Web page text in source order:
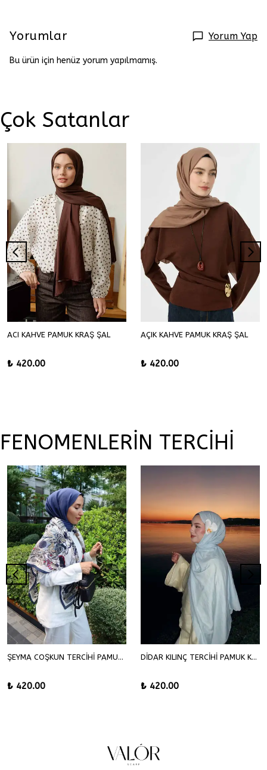
Yorumlar Yorum Yap
Bu ürün için henüz yorum yapılmamış.
Çok Satanlar
ACI KAHVE PAMUK KRAŞ ŞAL
₺ 420.00
AÇIK KAHVE PAMUK KRAŞ ŞAL
₺ 420.00
FENOMENLERİN TERCİHİ
ŞEYMA COŞKUN TERCİHİ PAMUK KRAŞ ŞAL
₺ 420.00
DİDAR KILINÇ TERCİHİ PAMUK KRAŞ ŞAL
₺ 420.00